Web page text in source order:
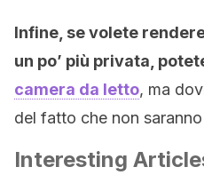
Infine, se volete
un po’ più privata,
camera da letto, ma
del fatto che non
Interesting